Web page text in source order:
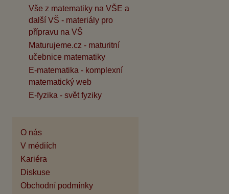
Vše z matematiky na VŠE a
další VŠ - materiály pro
přípravu na VŠ
Maturujeme.cz - maturitní
učebnice matematiky
E-matematika - komplexní
matematický web
E-fyzika - svět fyziky
O nás
V médiích
Kariéra
Diskuse
Obchodní podmínky